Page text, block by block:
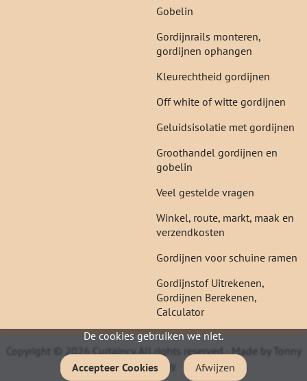
De cookies gebruiken we niet.
Accepteer Cookies Afwijzen
Gobelin
Gordijnrails monteren,
gordijnen ophangen
Kleurechtheid gordijnen
Off white of witte gordijnen
Geluidsisolatie met gordijnen
Groothandel gordijnen en
gobelin
Veel gestelde vragen
Winkel, route, markt, maak en
verzendkosten
Gordijnen voor schuine ramen
Gordijnstof Uitrekenen,
Gordijnen Berekenen,
Calculator
Copyright © 2026 Curtaincy. All rights reserved · Made by Tonny
&Timmy